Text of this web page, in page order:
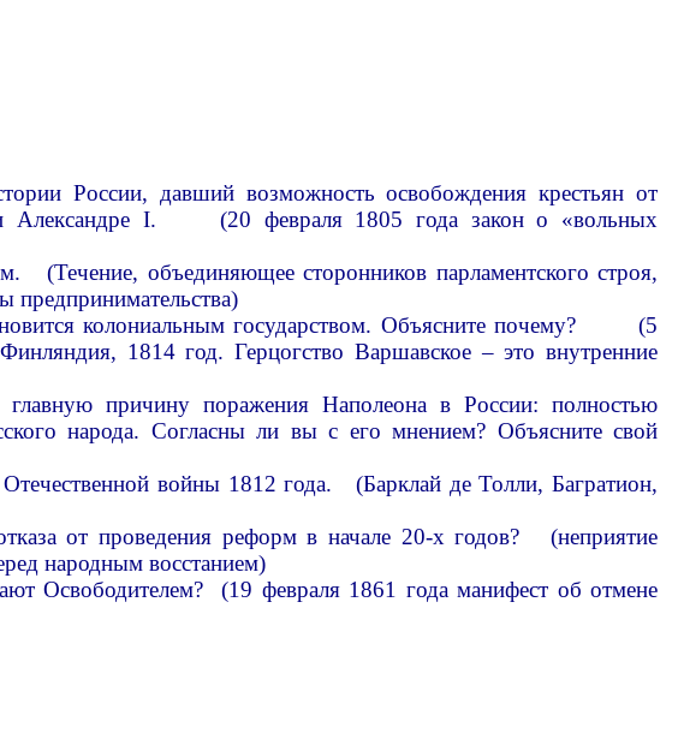
России, давший возможность освобождения крестьян от
Александре I. (20 февраля 1805 года закон о «вольных
(Течение, объединяющее сторонников парламентского строя,
предпринимательства)
колониальным государством. Объясните почему? (5
1814 год. Герцогство Варшавское – это внутренние
причину поражения Наполеона в России: полностью
народа. Согласны ли вы с его мнением? Объясните свой
Отечественной войны 1812 года. (Барклай де Толли, Багратион,
от проведения реформ в начале 20-х годов? (неприятие
народным восстанием)
Освободителем? (19 февраля 1861 года манифест об отмене